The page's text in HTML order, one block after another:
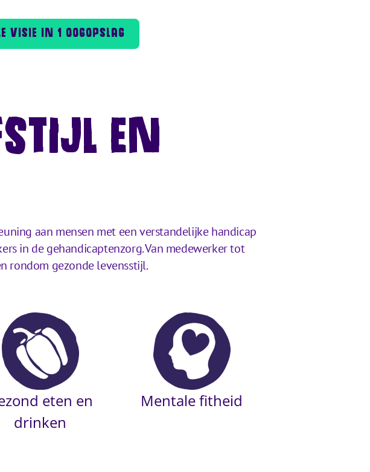
VISIE IN 1 OOGOPSLAG
EN
aan mensen met een verstandelijke handicap
in de gehandicaptenzorg. Van medewerker tot
rondom gezonde levensstijl.
eten en
drinken
Mentale fitheid